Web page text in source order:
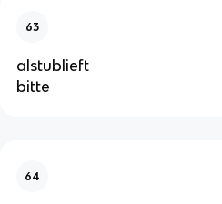
63
alstublieft
bitte
64